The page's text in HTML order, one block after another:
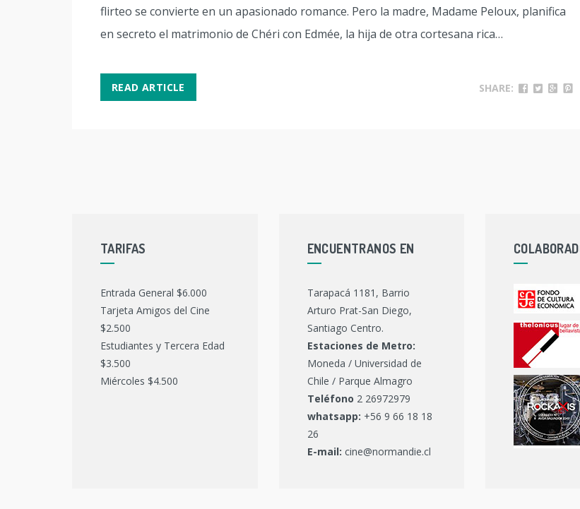
flirteo se convierte en un apasionado romance. Pero la madre, Madame Peloux, planifica
en secreto el matrimonio de Chéri con Edmée, la hija de otra cortesana rica…
READ ARTICLE SHARE:
TARIFAS
Entrada General $6.000
Tarjeta Amigos del Cine
$2.500
Estudiantes y Tercera Edad
$3.500
Miércoles $4.500
ENCUENTRANOS EN
Tarapacá 1181, Barrio
Arturo Prat-San Diego,
Santiago Centro.
Estaciones de Metro:
Moneda / Universidad de
Chile / Parque Almagro
Teléfono 2 26972979
whatsapp: +56 9 66 18 18
26
E-mail: cine@normandie.cl